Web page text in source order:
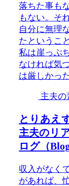
落ちた事も
もない。そ
自分に無理
たというこ
私は崖っぷ
なければ気
は厳しかっ
主夫の
とりあえ
主夫のリ
ログ（Blog
収入がなく
があれば、